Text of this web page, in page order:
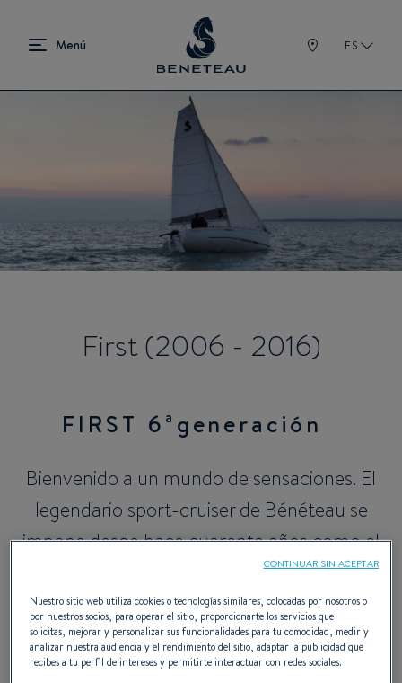
ES
First (2006 - 2016)
FIRST 6ªgeneración
Bienvenido a un mundo de sensaciones. El
legendario sport-cruiser de Bénéteau se
impone desde hace cuarenta años como el
velero de elección de los navegantes
expertos. Materiales high-tech, resistencia,
ligereza y nivel de equipamiento le permiten
competir sobre todas las aguas.
Nuestro sitio web utiliza cookies o tecnologías similares, colocadas por nosotros o
por nuestros socios, para operar el sitio, proporcionarte los servicios que
solicitas, mejorar y personalizar sus funcionalidades para tu comodidad, medir y
analizar nuestra audiencia y el rendimiento del sitio, adaptar la publicidad que
recibes a tu perfil de intereses y permitirte interactuar con redes sociales.
CONTINUAR SIN ACEPTAR